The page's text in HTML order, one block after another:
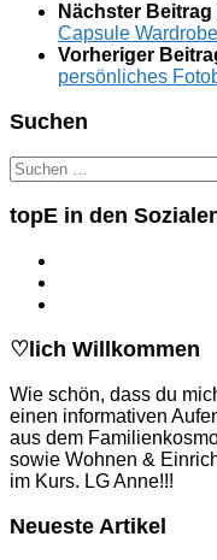
Nächster Beitrag
Capsule
Vorheriger
persönliches
Suchen
Suchen
nach:
topE in den
♡lich Willkommen
Wie schön, dass du
einen informativen
aus dem
sowie Wohnen &
im Kurs. LG Anne!!!
Neueste Artikel